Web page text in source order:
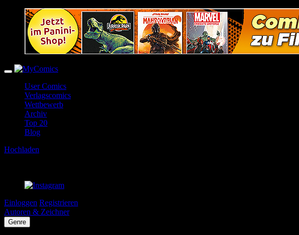
User Comics
Verlagscomics
Wettbewerb
Archiv
Top 20
Blog
Hochladen
Einloggen Registrieren
Autoren & Zeichner
Genre